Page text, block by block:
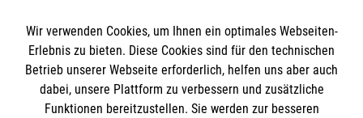
8 Erste-Hilfe-Mythen
Wir verwenden Cookies, um Ihnen ein optimales Webseiten-
Erlebnis zu bieten. Diese Cookies sind für den technischen
Betrieb unserer Webseite erforderlich, helfen uns aber auch
dabei, unsere Plattform zu verbessern und zusätzliche
Funktionen bereitzustellen. Sie werden zur besseren